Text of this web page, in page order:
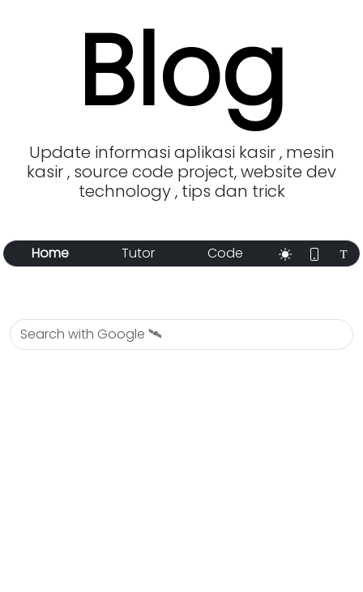
Blog
Update informasi aplikasi kasir , mesin
kasir , source code project, website dev
technology , tips dan trick
Home Tutor Code